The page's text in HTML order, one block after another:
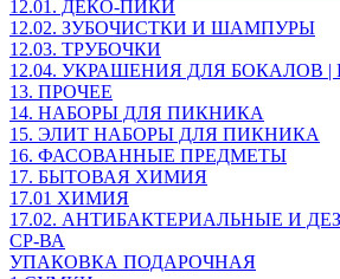
12.01. ДЕКО-ПИКИ
12.02. ЗУБОЧИСТКИ И ШАМПУРЫ
12.03. ТРУБОЧКИ
12.04. УКРАШЕНИЯ ДЛЯ БОКАЛОВ
13. ПРОЧЕЕ
14. НАБОРЫ ДЛЯ ПИКНИКА
15. ЭЛИТ НАБОРЫ ДЛЯ ПИКНИКА
16. ФАСОВАННЫЕ ПРЕДМЕТЫ
17. БЫТОВАЯ ХИМИЯ
17.01 ХИМИЯ
17.02. АНТИБАКТЕРИАЛЬНЫЕ И
СР-ВА
УПАКОВКА ПОДАРОЧНАЯ